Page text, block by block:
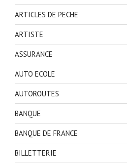
ARTICLES DE PECHE
ARTISTE
ASSURANCE
AUTO ECOLE
AUTOROUTES
BANQUE
BANQUE DE FRANCE
BILLETTERIE